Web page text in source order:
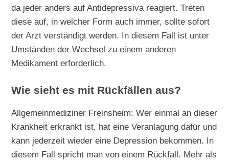
da jeder anders auf Antidepressiva reagiert. Treten
diese auf, in welcher Form auch immer, sollte sofort
der Arzt verständigt werden. In diesem Fall ist unter
Umständen der Wechsel zu einem anderen
Medikament erforderlich.
Wie sieht es mit Rückfällen aus?
Allgemeinmediziner Freinsheim: Wer einmal an dieser
Krankheit erkrankt ist, hat eine Veranlagung dafür und
kann jederzeit wieder eine Depression bekommen. In
diesem Fall spricht man von einem Rückfall. Mehr als